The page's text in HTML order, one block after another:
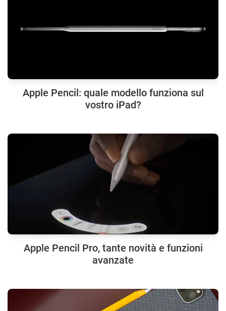
Apple Pencil: quale modello funziona sul
vostro iPad?
Apple Pencil Pro, tante novità e funzioni
avanzate